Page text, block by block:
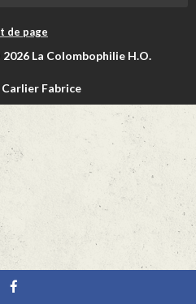
de page
La Colombophilie H.O.
Carlier Fabrice